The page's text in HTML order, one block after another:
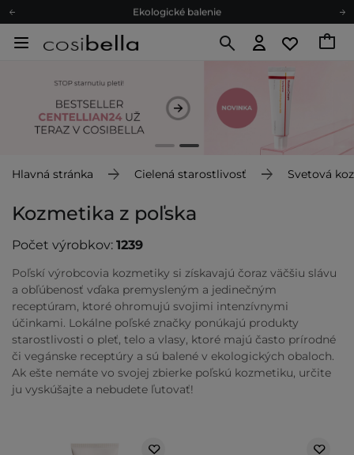
Ekologické balenie
Odmeňovací program
Ekologické balenie
Hlavná stránka Cielená starostlivosť Svetová
Kozmetika z poľska
Počet výrobkov: 1239
Poľskí výrobcovia kozmetiky si získavajú čoraz väčšiu slávu
a obľúbenosť vďaka premysleným a jedinečným
receptúram, ktoré ohromujú svojimi intenzívnymi
účinkami. Lokálne poľské značky ponúkajú produkty
starostlivosti o pleť, telo a vlasy, ktoré majú často prírodné
či vegánske receptúry a sú balené v ekologických obaloch.
Ak ešte nemáte vo svojej zbierke poľskú kozmetiku, určite
ju vyskúšajte a nebudete ľutovať!